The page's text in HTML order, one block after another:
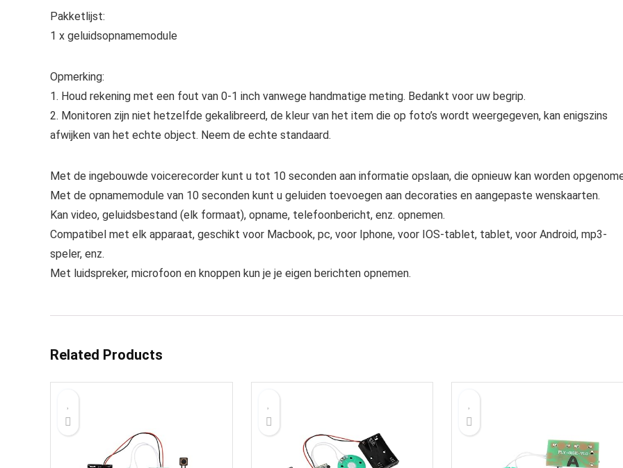
Pakketlijst:
1 x geluidsopnamemodule
Opmerking:
1. Houd rekening met een fout van 0-1 inch vanwege handmatige meting. Bedankt voor uw begrip.
2. Monitoren zijn niet hetzelfde gekalibreerd, de kleur van het item die op foto’s wordt weergegeven, kan enigszins
afwijken van het echte object. Neem de echte standaard.
Met de ingebouwde voicerecorder kunt u tot 10 seconden aan informatie opslaan, die opnieuw kan worden
Met de opnamemodule van 10 seconden kunt u geluiden toevoegen aan decoraties en aangepaste wenskaarten.
Kan video, geluidsbestand (elk formaat), opname, telefoonbericht, enz. opnemen.
Compatibel met elk apparaat, geschikt voor Macbook, pc, voor Iphone, voor IOS-tablet, tablet, voor Android, mp3-
speler, enz.
Met luidspreker, microfoon en knoppen kun je je eigen berichten opnemen.
Related Products